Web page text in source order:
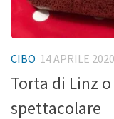
CIBO 14 APRILE 2020
Torta di Linz
spettacolare